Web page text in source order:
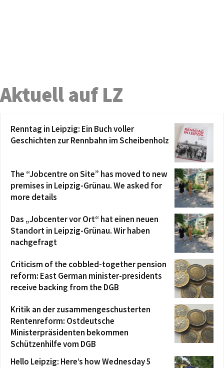
Aktuell auf LZ
Renntag in Leipzig: Ein Buch voller
Geschichten zur Rennbahn im Scheibenholz
The “Jobcentre on Site” has moved to new
premises in Leipzig-Grünau. We asked for
more details
Das „Jobcenter vor Ort“ hat einen neuen
Standort in Leipzig-Grünau. Wir haben
nachgefragt
Criticism of the cobbled-together pension
reform: East German minister-presidents
receive backing from the DGB
Kritik an der zusammengeschusterten
Rentenreform: Ostdeutsche
Ministerpräsidenten bekommen
Schützenhilfe vom DGB
Hello Leipzig: Here’s how Wednesday 5